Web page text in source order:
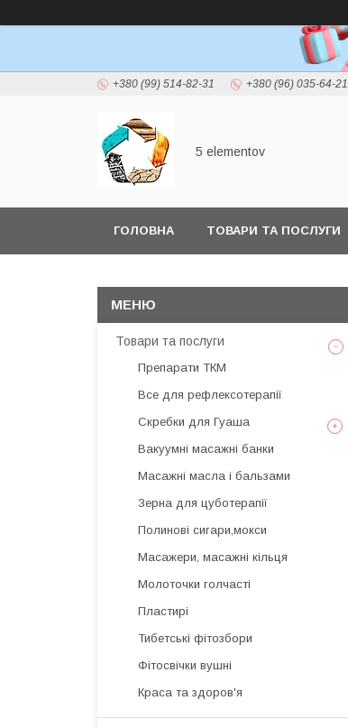
+380 (99) 514-82-31 +380 (96) 035-64-21
5 elementov
ГОЛОВНА ТОВАРИ ТА ПОСЛУГИ
Товари та послуги
Препарати ТКМ
Все для рефлексотерапії
Скребки для Гуаша
Вакуумні масажні банки
Масажні масла і бальзами
Зерна для цуботерапії
Полинові сигари,мокси
Масажери, масажні кільця
Молоточки голчасті
Пластирі
Тибетські фітозбори
Фітосвічки вушні
Краса та здоров'я